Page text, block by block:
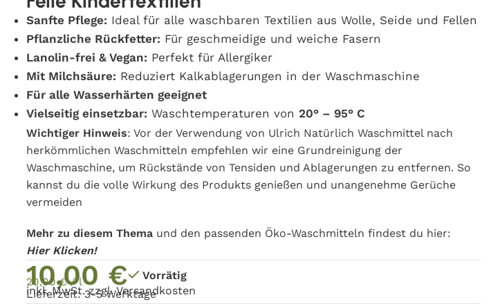
Sanfte Pflege: Ideal für alle waschbaren Textilien aus Wolle, Seide und Fellen
Pflanzliche Rückfetter: Für geschmeidige und weiche Fasern
Lanolin-frei & Vegan: Perfekt für Allergiker
Mit Milchsäure: Reduziert Kalkablagerungen in der Waschmaschine
Für alle Wasserhärten geeignet
Vielseitig einsetzbar: Waschtemperaturen von 20° – 95° C
Wichtiger Hinweis: Vor der Verwendung von Ulrich Natürlich Waschmittel nach
herkömmlichen Waschmitteln empfehlen wir eine Grundreinigung der
Waschmaschine, um Rückstände von Tensiden und Ablagerungen zu entfernen. So
kannst du die volle Wirkung des Produkts genießen und unangenehme Gerüche
vermeiden
Mehr zu diesem Thema und den passenden Öko-Waschmitteln findest du hier:
Hier Klicken!
10,00 € Vorrätig
20,00€/l
inkl. MwSt. zzgl.Versandkosten
Lieferzeit: 3-5 Werktage